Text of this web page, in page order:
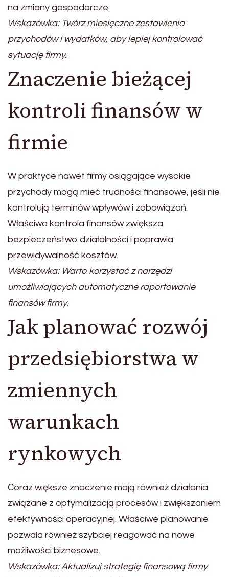
na zmiany gospodarcze.
Wskazówka: Twórz miesięczne zestawienia
przychodów i wydatków, aby lepiej kontrolować
sytuację firmy.
Znaczenie bieżącej
kontroli finansów w
firmie
W praktyce nawet firmy osiągające wysokie
przychody mogą mieć trudności finansowe, jeśli nie
kontrolują terminów wpływów i zobowiązań.
Właściwa kontrola finansów zwiększa
bezpieczeństwo działalności i poprawia
przewidywalność kosztów.
Wskazówka: Warto korzystać z narzędzi
umożliwiających automatyczne raportowanie
finansów firmy.
Jak planować rozwój
przedsiębiorstwa w
zmiennych
warunkach
rynkowych
Coraz większe znaczenie mają również działania
związane z optymalizacją procesów i zwiększaniem
efektywności operacyjnej. Właściwe planowanie
pozwala również szybciej reagować na nowe
możliwości biznesowe.
Wskazówka: Aktualizuj strategię finansową firmy